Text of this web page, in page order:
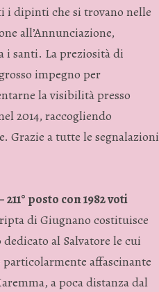
i dipinti che si trovano nelle
all’Annunciazione,
i santi. La preziosità di
impegno per
la visibilità presso
2014, raccogliendo
Grazie a tutte le segnalazioni
posto con 1982 voti
di Giugnano costituisce
al Salvatore le cui
affascinante
a poca distanza dal